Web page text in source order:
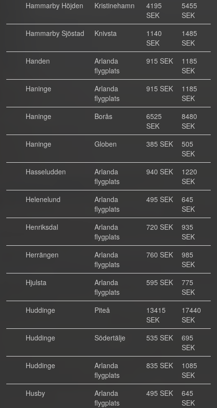
Hammarby Höjden
Kristinehamn
4195
SEK
5455
SEK
Hammarby Sjöstad
Knivsta
1140
SEK
1485
SEK
Handen
Arlanda
flygplats
915 SEK
1185
SEK
Haninge
Arlanda
flygplats
915 SEK
1185
SEK
Haninge
Borås
6525
SEK
8480
SEK
Haninge
Globen 385 SEK
505
SEK
Hasseludden
Arlanda
flygplats
940 SEK
1220
SEK
Helenelund
Arlanda
flygplats
495 SEK
645
SEK
Henriksdal
Arlanda
flygplats
720 SEK
935
SEK
Herrängen
Arlanda
flygplats
760 SEK
985
SEK
Hjulsta
Arlanda
flygplats
595 SEK
775
SEK
Huddinge
Piteå
13415
SEK
17440
SEK
Huddinge
Södertälje 535 SEK
695
SEK
Huddinge
Arlanda
flygplats
835 SEK
1085
SEK
Husby
Arlanda
flygplats
495 SEK
645
SEK